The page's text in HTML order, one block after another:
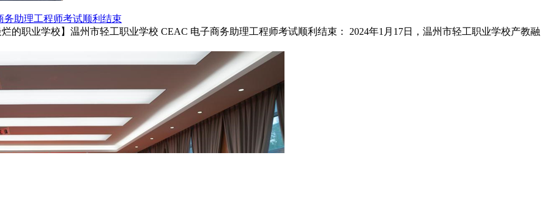
证书】践行“开路先锋、浙里有我”，助推电商竞技、创先争优——2023年省级职工职业技能竞赛电子商务师职业技能竞赛：